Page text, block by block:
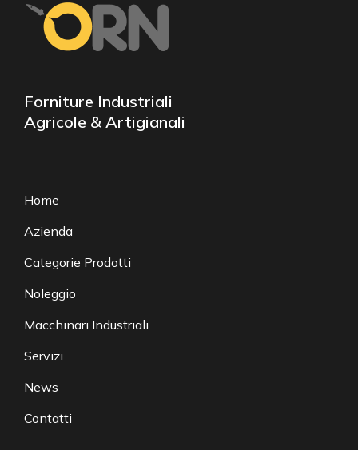
Forniture Industriali
Agricole & Artigianali
Home
Azienda
Categorie Prodotti
Noleggio
Macchinari Industriali
Servizi
News
Contatti